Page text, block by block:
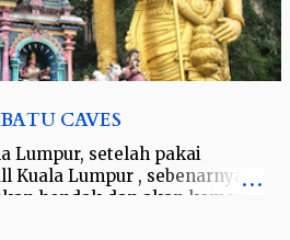
CAVES
Lumpur, setelah pakai
Kuala Lumpur , sebenarnya
hendak dan akan kemana
ada tujuan ke…